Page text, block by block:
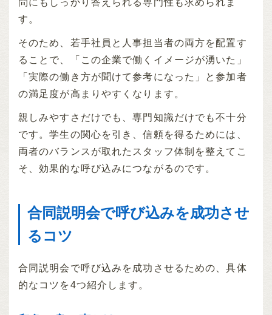
問にもしっかり答えられる専門性も求められま
す。
そのため、若手社員と人事担当者の両方を配置す
ることで、「この企業で働くイメージが湧いた」
「実際の働き方が聞けて参考になった」と参加者
の満足度が高まりやすくなります。
親しみやすさだけでも、専門知識だけでも不十分
です。学生の関心を引き、信頼を得るためには、
両者のバランスが取れたスタッフ体制を整えてこ
そ、効果的な呼び込みにつながるのです。
合同説明会で呼び込みを成功させ
るコツ
合同説明会で呼び込みを成功させるための、具体
的なコツを4つ紹介します。